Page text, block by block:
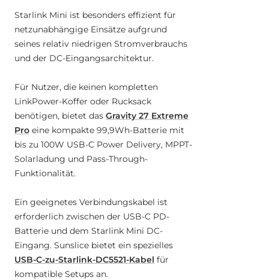
Starlink Mini ist besonders effizient für
netzunabhängige Einsätze aufgrund
seines relativ niedrigen Stromverbrauchs
und der DC-Eingangsarchitektur.
Für Nutzer, die keinen kompletten
LinkPower-Koffer oder Rucksack
benötigen, bietet das Gravity 27 Extreme
Pro eine kompakte 99,9Wh-Batterie mit
bis zu 100W USB-C Power Delivery, MPPT-
Solarladung und Pass-Through-
Funktionalität.
Ein geeignetes Verbindungskabel ist
erforderlich zwischen der USB-C PD-
Batterie und dem Starlink Mini DC-
Eingang. Sunslice bietet ein spezielles
USB-C-zu-Starlink-DC5521-Kabel für
kompatible Setups an.